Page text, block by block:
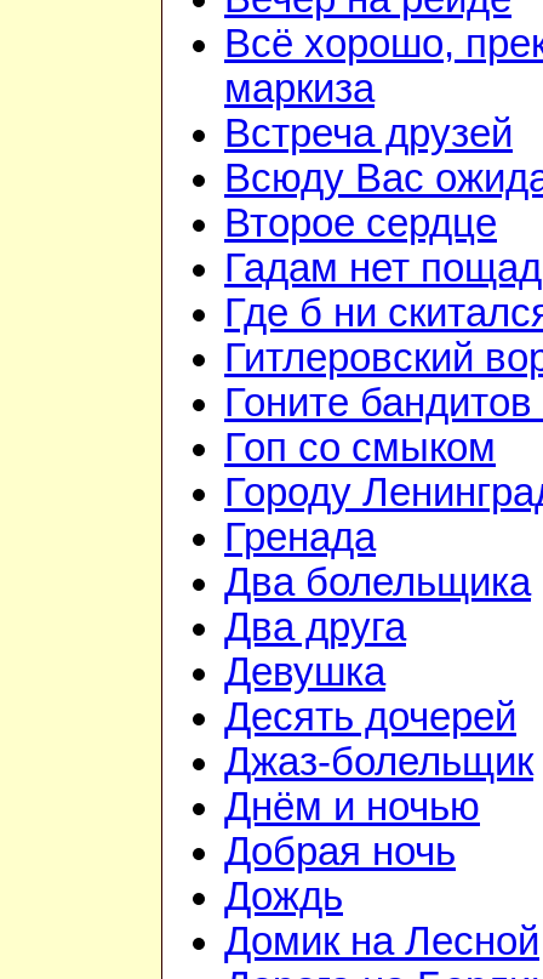
Всё хорошо,
маркиза
Встреча друзей
Всюду Вас
Второе сердце
Гадам нет
Где б ни
Гитлеровский
Гоните
Гоп со смыком
Городу
Гренада
Два болельщика
Два друга
Девушка
Десять дочерей
Джаз-болельщик
Днём и ночью
Добрая ночь
Дождь
Домик на Лесной